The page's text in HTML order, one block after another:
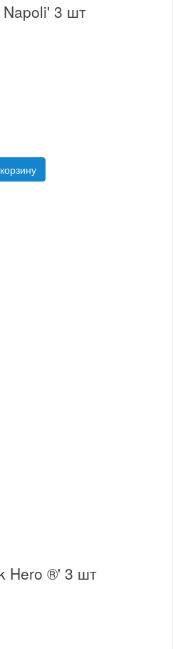
3 шт
Hero ®' 3 шт